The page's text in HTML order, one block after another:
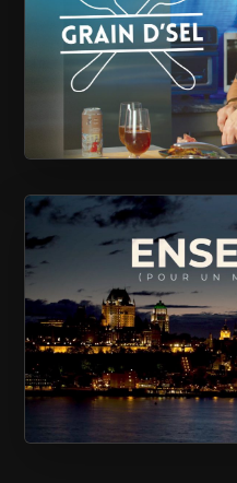
GRAIN D’SEL